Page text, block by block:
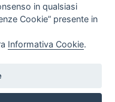
Registrazione al Tribunale Civile
in qualsiasi
Cookie” presente in
Informativa Cookie.